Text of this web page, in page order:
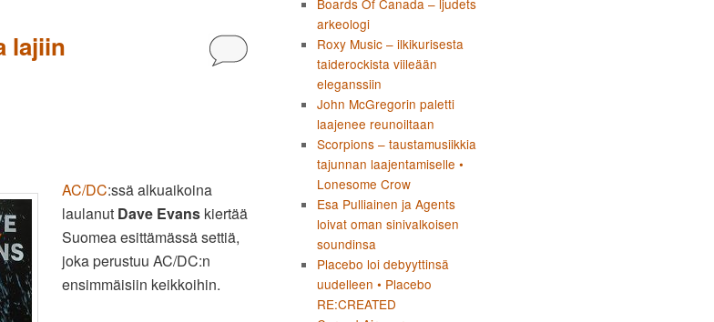
lajiin Kommentoi
AC/DC:ssä alkuaikoina
laulanut Dave Evans kiertää
Suomea esittämässä settiä,
joka perustuu AC/DC:n
ensimmäisiin keikkoihin.
Boards Of Canada – ljudets
arkeologi
Roxy Music – ilkikurisesta
taiderockista viileään
eleganssiin
John McGregorin paletti
laajenee reunoiltaan
Scorpions – taustamusiikkia
tajunnan laajentamiselle •
Lonesome Crow
Esa Pulliainen ja Agents
loivat oman sinivalkoisen
soundinsa
Placebo loi debyyttinsä
uudelleen • Placebo
RE:CREATED